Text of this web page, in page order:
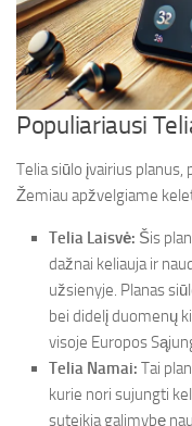
Populiariausi
Telia siūlo įvairius
Žemiau apžvelgiame
Telia Laisvė: Šis
dažnai keliauja ir
užsienyje. Planas
bei didelį duomenų
visoje Europos
Telia Namai: Tai
kurie nori sujungti
suteikia galimybę